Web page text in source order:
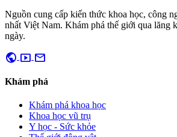
Nguồn cung cấp kiến thức khoa học, công
nhất Việt Nam. Khám phá thế giới qua lăng
ngày.
public smart_display mail
Khám phá
Khám phá khoa học
Khoa học vũ trụ
Y học - Sức khỏe